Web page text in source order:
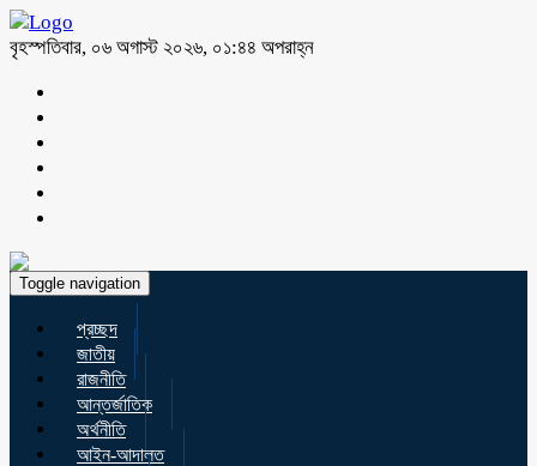
বৃহস্পতিবার, ০৬ অগাস্ট ২০২৬, ০১:৪৪ অপরাহ্ন
Toggle navigation
প্রচ্ছদ
জাতীয়
রাজনীতি
আন্তর্জাতিক
অর্থনীতি
আইন-আদালত